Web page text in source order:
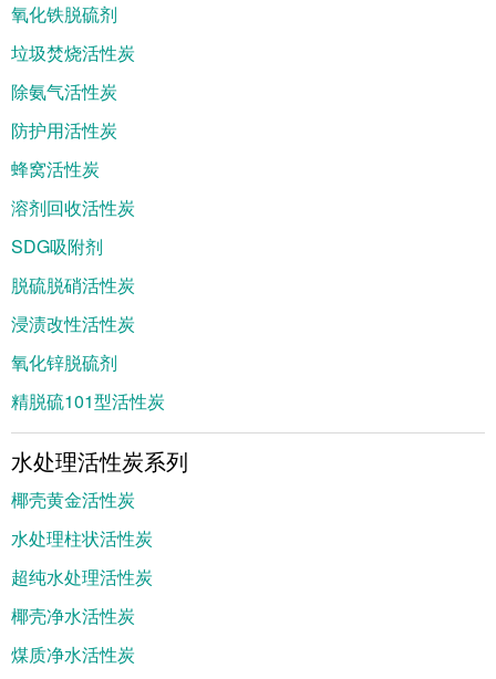
氧化铁脱硫剂
垃圾焚烧活性炭
除氨气活性炭
防护用活性炭
蜂窝活性炭
溶剂回收活性炭
SDG吸附剂
脱硫脱硝活性炭
浸渍改性活性炭
氧化锌脱硫剂
精脱硫101型活性炭
水处理活性炭系列
椰壳黄金活性炭
水处理柱状活性炭
超纯水处理活性炭
椰壳净水活性炭
煤质净水活性炭